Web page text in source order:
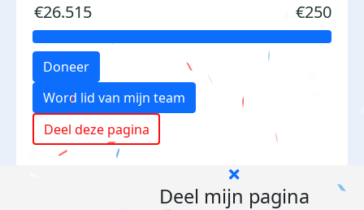
€26.515 €250
Doneer
Word lid van mijn team
Deel deze pagina
Deel mijn pagina